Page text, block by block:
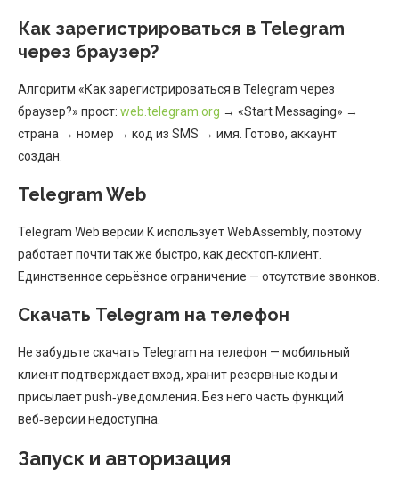
Как зарегистрироваться в Telegram
через браузер?
Алгоритм «Как зарегистрироваться в Telegram через
браузер?» прост: web.telegram.org → «Start Messaging» →
страна → номер → код из SMS → имя. Готово, аккаунт
создан.
Telegram Web
Telegram Web версии K использует WebAssembly, поэтому
работает почти так же быстро, как десктоп‑клиент.
Единственное серьёзное ограничение — отсутствие звонков.
Скачать Telegram на телефон
Не забудьте скачать Telegram на телефон — мобильный
клиент подтверждает вход, хранит резервные коды и
присылает push‑уведомления. Без него часть функций
веб‑версии недоступна.
Запуск и авторизация